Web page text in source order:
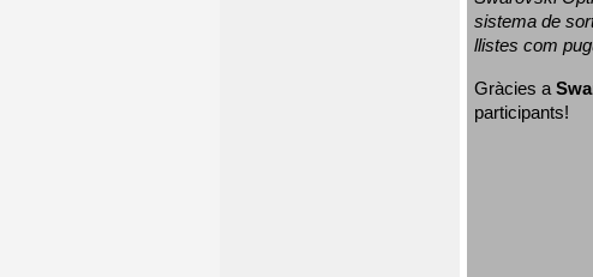
sistema de
llistes com
Gràcies a
participants!